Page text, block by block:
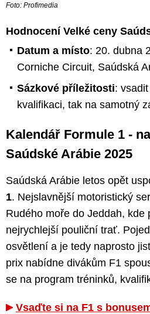
Foto: Profimedia
Hodnocení Velké ceny
Datum a místo: 20. dubna
Corniche Circuit, Saúdská
Sázkové příležitosti:
kvalifikaci, tak na samotný
Kalendář Formule 1 -
Saúdské Arábie 2025
Saúdská Arábie letos opět
1. Nejslavnější motoristický
Rudého moře do Jeddah, kde
nejrychlejší pouliční trať.
osvětlení a je tedy naprosto
prix nabídne divákům F1
se na program tréninků,
Vsaďte si na F1 s